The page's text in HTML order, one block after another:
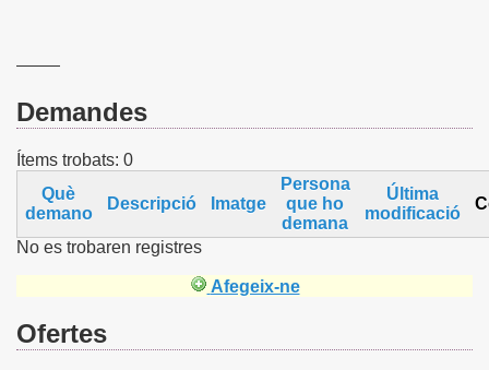
--------
Demandes
Ítems trobats: 0
Què
demano
Descripció Imatge
Persona
que ho
demana
Última
modificació
No es trobaren registres
Afegeix-ne
Ofertes